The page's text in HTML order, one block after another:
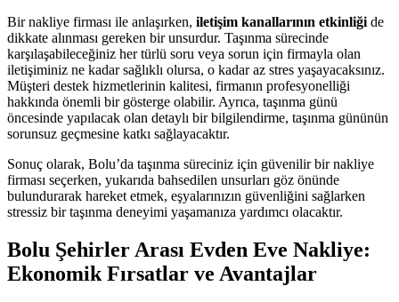
Bir nakliye firması ile anlaşırken, iletişim kanallarının etkinliği de
dikkate alınması gereken bir unsurdur. Taşınma sürecinde
karşılaşabileceğiniz her türlü soru veya sorun için firmayla olan
iletişiminiz ne kadar sağlıklı olursa, o kadar az stres yaşayacaksınız.
Müşteri destek hizmetlerinin kalitesi, firmanın profesyonelliği
hakkında önemli bir gösterge olabilir. Ayrıca, taşınma günü
öncesinde yapılacak olan detaylı bir bilgilendirme, taşınma gününün
sorunsuz geçmesine katkı sağlayacaktır.
Sonuç olarak, Bolu’da taşınma süreciniz için güvenilir bir nakliye
firması seçerken, yukarıda bahsedilen unsurları göz önünde
bulundurarak hareket etmek, eşyalarınızın güvenliğini sağlarken
stressiz bir taşınma deneyimi yaşamanıza yardımcı olacaktır.
Bolu Şehirler Arası Evden Eve Nakliye:
Ekonomik Fırsatlar ve Avantajlar